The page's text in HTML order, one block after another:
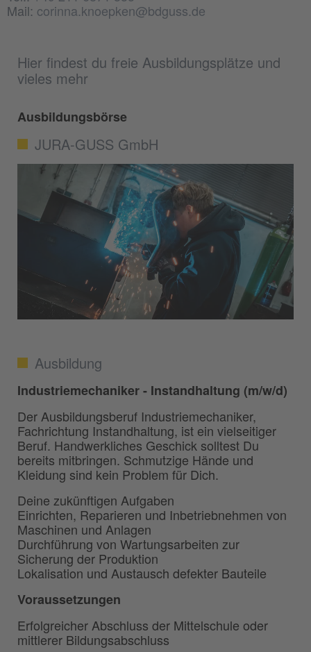
Hier findest du freie Ausbildungsplätze und
vieles mehr
Ausbildungsbörse
JURA-GUSS GmbH
Ausbildung
Industriemechaniker - Instandhaltung (m/w/d)
Der Ausbildungsberuf Industriemechaniker,
Fachrichtung Instandhaltung, ist ein vielseitiger
Beruf. Handwerkliches Geschick solltest Du
bereits mitbringen. Schmutzige Hände und
Kleidung sind kein Problem für Dich.
Deine zukünftigen Aufgaben
Einrichten, Reparieren und Inbetriebnehmen von
Maschinen und Anlagen
Durchführung von Wartungsarbeiten zur
Sicherung der Produktion
Lokalisation und Austausch defekter Bauteile
Voraussetzungen
Erfolgreicher Abschluss der Mittelschule oder
mittlerer Bildungsabschluss
Mail: corinna.knoepken@bdguss.de